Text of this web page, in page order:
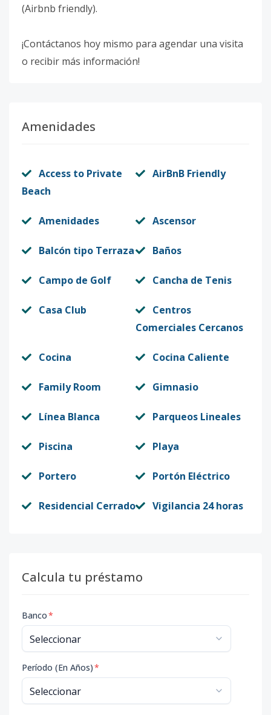
(Airbnb friendly).
¡Contáctanos hoy mismo para agendar una visita
o recibir más información!
Amenidades
Access to Private
Beach
AirBnB Friendly
Amenidades Ascensor
Balcón tipo Terraza Baños
Campo de Golf Cancha de Tenis
Casa Club
Centros
Comerciales Cercanos
Cocina Cocina Caliente
Family Room Gimnasio
Línea Blanca Parqueos Lineales
Piscina Playa
Portero Portón Eléctrico
Residencial Cerrado Vigilancia 24 horas
Calcula tu préstamo
Banco*
Período (En Años)*